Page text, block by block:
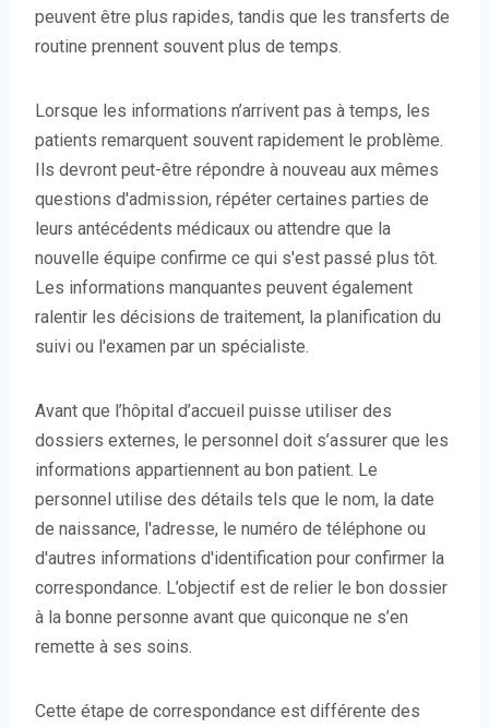
peuvent être plus rapides, tandis que les transferts de
routine prennent souvent plus de temps.
Lorsque les informations n’arrivent pas à temps, les
patients remarquent souvent rapidement le problème.
Ils devront peut-être répondre à nouveau aux mêmes
questions d'admission, répéter certaines parties de
leurs antécédents médicaux ou attendre que la
nouvelle équipe confirme ce qui s'est passé plus tôt.
Les informations manquantes peuvent également
ralentir les décisions de traitement, la planification du
suivi ou l'examen par un spécialiste.
Avant que l’hôpital d’accueil puisse utiliser des
dossiers externes, le personnel doit s’assurer que les
informations appartiennent au bon patient. Le
personnel utilise des détails tels que le nom, la date
de naissance, l'adresse, le numéro de téléphone ou
d'autres informations d'identification pour confirmer la
correspondance. L’objectif est de relier le bon dossier
à la bonne personne avant que quiconque ne s’en
remette à ses soins.
Cette étape de correspondance est différente des